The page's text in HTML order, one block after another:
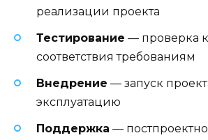
реализации проекта
Тестирование — проверка
соответствия требованиям
Внедрение — запуск
эксплуатацию
Поддержка —